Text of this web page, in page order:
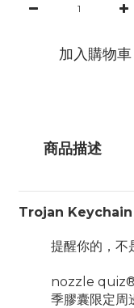
加入購物車
商品描述
Trojan Keychain
提醒你的，不
nozzle quiz®
季膠囊限定周